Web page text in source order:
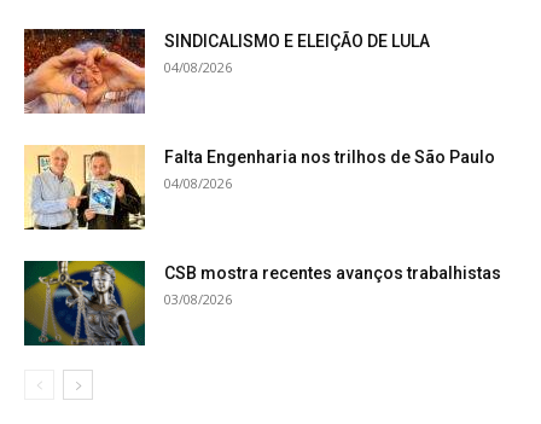
SINDICALISMO E ELEIÇÃO DE LULA
04/08/2026
Falta Engenharia nos trilhos de São Paulo
04/08/2026
CSB mostra recentes avanços trabalhistas
03/08/2026